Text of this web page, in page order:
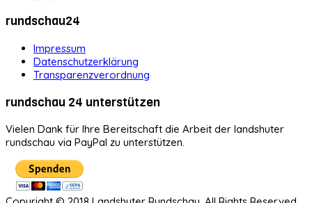
rundschau24
Impressum
Datenschutzerklärung
Transparenzverordnung
rundschau 24 unterstützen
Vielen Dank für Ihre Bereitschaft die Arbeit der landshuter
rundschau via PayPal zu unterstützen.